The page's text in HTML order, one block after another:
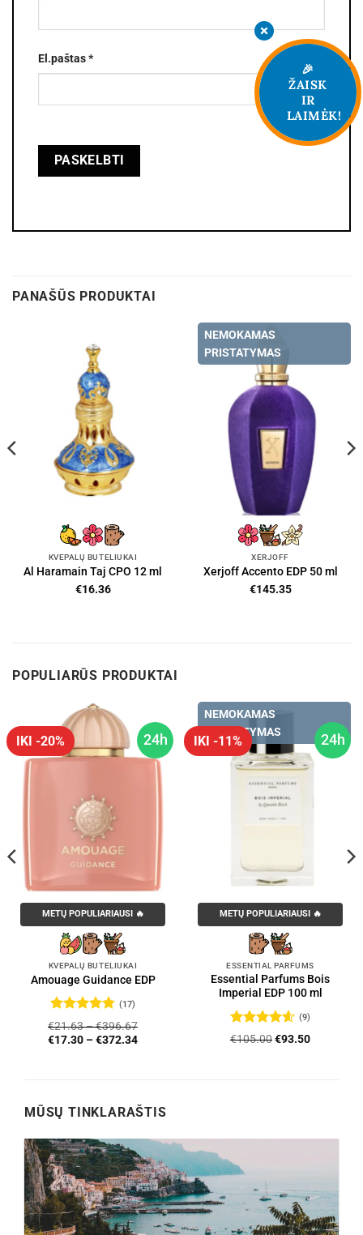
El.paštas*
PANAŠŪS PRODUKTAI
KVEPALŲ BUTELIUKAI
Al Haramain Taj CPO 12 ml
€16.36
NEMOKAMAS
PRISTATYMAS
XERJOFF
Xerjoff Accento EDP 50 ml
€145.35
POPULIARŪS PRODUKTAI
24h
IKI -20%
METŲ POPULIARIAUSI 🔥
KVEPALŲ BUTELIUKAI
Amouage Guidance EDP
Įvertinimas:
4.76iš 5
(17)
€21.63–€396.67
€17.30 –€372.34
24h
IKI -11%
NEMOKAMAS
PRISTATYMAS
METŲ POPULIARIAUSI 🔥
ESSENTIAL PARFUMS
Essential Parfums Bois
Imperial EDP 100 ml
Įvertinimas:
(9)
€105.00Original
€93.50Current
MŪSŲ TINKLARAŠTIS
🎉
ŽAISK
IR
LAIMĖK!